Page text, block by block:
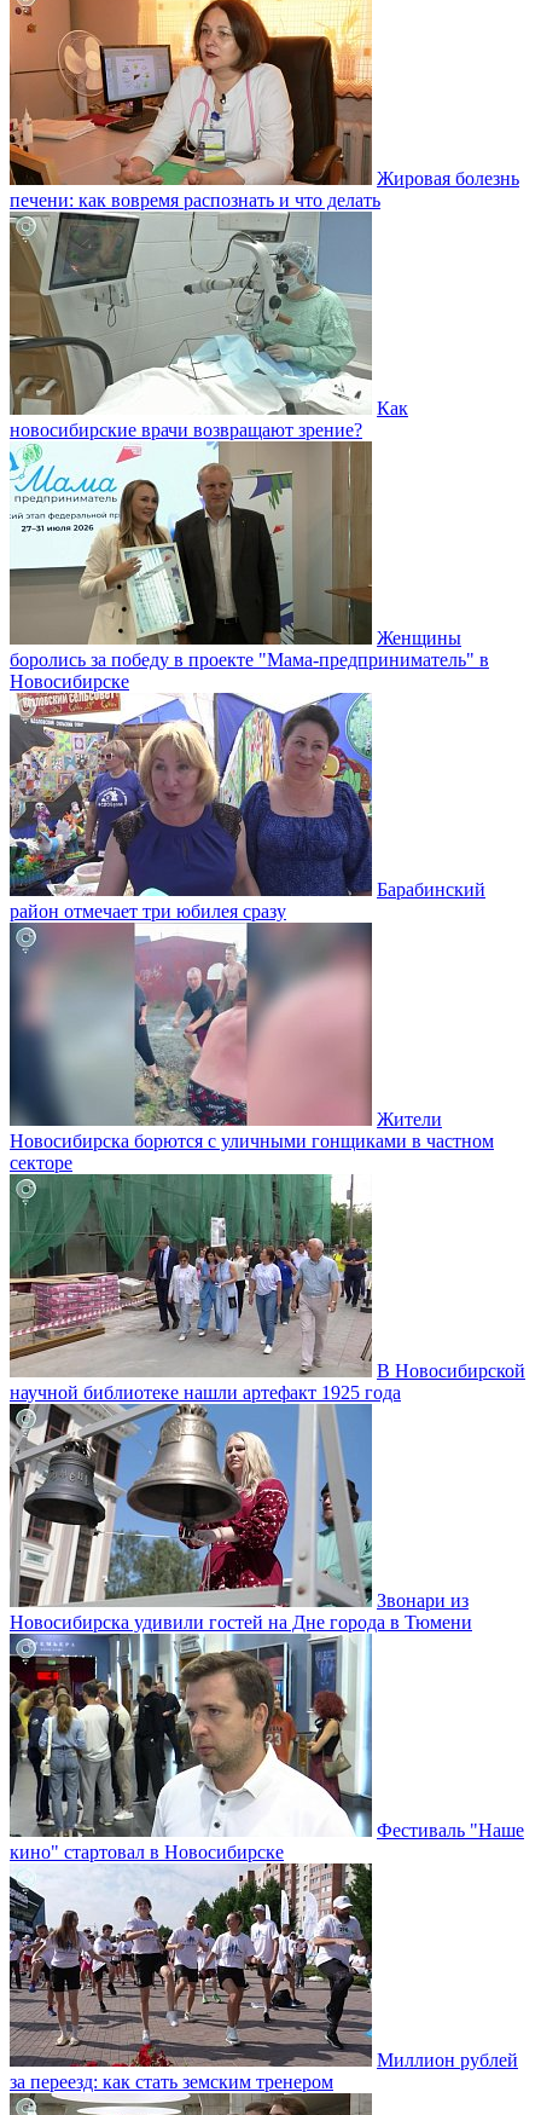
Жировая болезнь
печени: как вовремя распознать и что делать
Как
новосибирские врачи возвращают зрение?
Женщины
боролись за победу в проекте "Мама-предприниматель" в
Новосибирске
Барабинский
район отмечает три юбилея сразу
Жители
Новосибирска борются с уличными гонщиками в частном
секторе
В Новосибирской
научной библиотеке нашли артефакт 1925 года
Звонари из
Новосибирска удивили гостей на Дне города в Тюмени
Фестиваль "Наше
кино" стартовал в Новосибирске
Миллион рублей
за переезд: как стать земским тренером